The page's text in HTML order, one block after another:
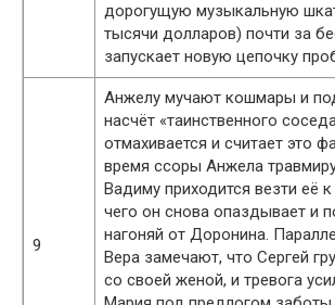
дорогущую музыкальную
тысячи долларов) почти за
запускает новую цепочку
9
Анжелу мучают кошмары и
насчёт «таинственного
отмахивается и считает это
время ссоры Анжела
Вадиму приходится везти её
чего он снова опаздывает и
нагоняй от Доронина.
Вера замечают, что Сергей
со своей женой, и тревога